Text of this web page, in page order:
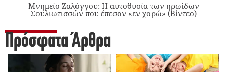
Μνημείο Ζαλόγγου: Η αυτοθυσία των ηρωίδων
Σουλιωτισσών που έπεσαν «εν χορώ» (Βίντεο)
Πρόσφατα Άρθρα